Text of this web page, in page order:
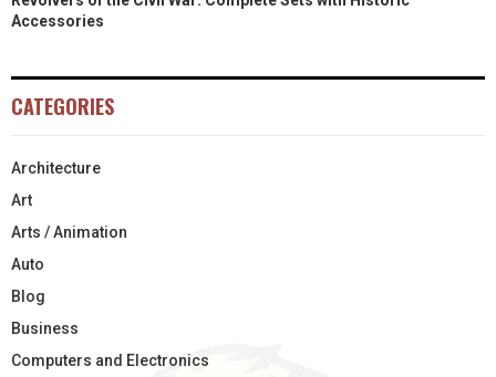
Accessories
CATEGORIES
Architecture
Art
Arts / Animation
Auto
Blog
Business
Computers and Electronics